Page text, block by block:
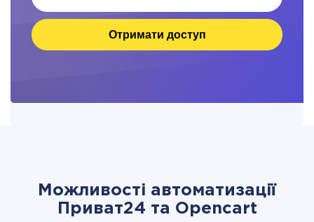
Отримати доступ
Можливості автоматизації
Приват24 та Opencart